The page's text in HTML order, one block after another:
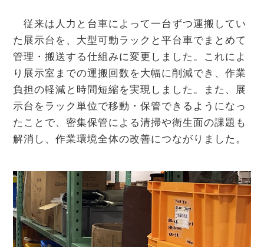
従来は人力と台車によって一台ずつ運搬してい
た展示台を、大型可動ラックと平台車でまとめて
管理・搬送する仕組みに変更しました。これによ
り展示室までの運搬回数を大幅に削減でき、作業
負担の軽減と時間短縮を実現しました。また、展
示台をラック単位で移動・保管できるようになっ
たことで、密集保管による清掃や衛生面の課題も
解消し、作業環境全体の改善につながりました。